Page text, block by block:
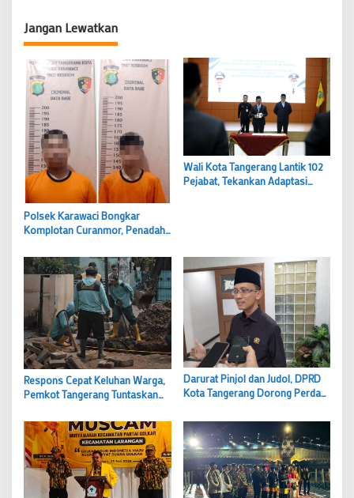
Jangan Lewatkan
Polsek Karawaci Bongkar
Komplotan Curanmor, Penadah
Wali Kota Tangerang Lantik 102
Pejabat, Tekankan Adaptasi
Respons Cepat Keluhan Warga,
Pemkot Tangerang Tuntaskan
Taman Gebang Permai
Darurat Pinjol dan Judol, DPRD
Kota Tangerang Dorong Perda